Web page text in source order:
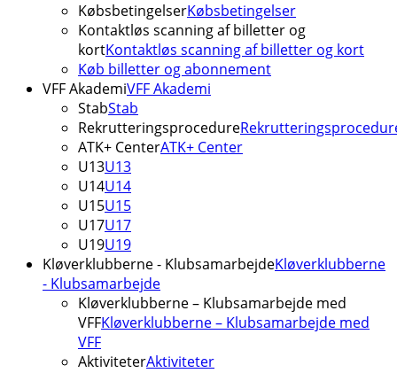
KøbsbetingelserKøbsbetingelser
Kontaktløs scanning af billetter og
kortKontaktløs scanning af billetter og kort
Køb billetter og abonnement
VFF AkademiVFF Akademi
StabStab
Rekrutteringsprocedure
ATK+ CenterATK+ Center
U13U13
U14U14
U15U15
U17U17
U19U19
Kløverklubberne - KlubsamarbejdeKløverklubberne
- Klubsamarbejde
Kløverklubberne – Klubsamarbejde med
VFFKløverklubberne – Klubsamarbejde med
VFF
AktiviteterAktiviteter